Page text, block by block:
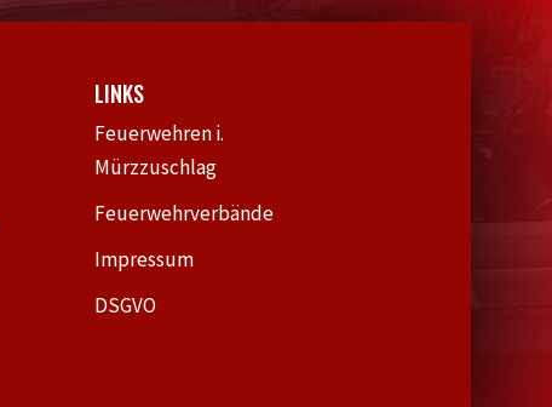
LINKS
Feuerwehren i.
Mürzzuschlag
Feuerwehrverbände
Impressum
DSGVO